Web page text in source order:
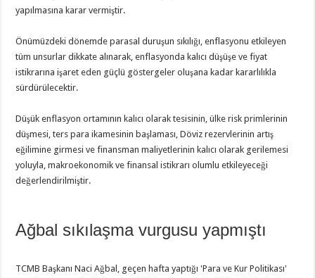
yapılmasına karar vermiştir.
Önümüzdeki dönemde parasal duruşun sıkılığı, enflasyonu etkileyen
tüm unsurlar dikkate alınarak, enflasyonda kalıcı düşüşe ve fiyat
istikrarına işaret eden güçlü göstergeler oluşana kadar kararlılıkla
sürdürülecektir.
Düşük enflasyon ortamının kalıcı olarak tesisinin, ülke risk primlerinin
düşmesi, ters para ikamesinin başlaması, Döviz rezervlerinin artış
eğilimine girmesi ve finansman maliyetlerinin kalıcı olarak gerilemesi
yoluyla, makroekonomik ve finansal istikrarı olumlu etkileyeceği
değerlendirilmiştir.
Ağbal sıkılaşma vurgusu yapmıştı
TCMB Başkanı Naci Ağbal, geçen hafta yaptığı 'Para ve Kur Politikası'